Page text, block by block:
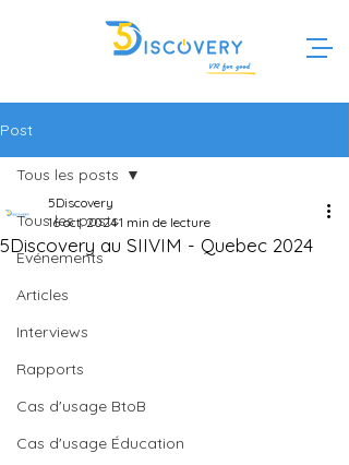
Post
Tous les posts
Evénements
Articles
Interviews
Rapports
Cas d'usage BtoB
Cas d'usage Éducation
Tous les posts
5Discovery au SIIVIM - Quebec 2024
5Discovery
16 oct. 20241 min de lecture